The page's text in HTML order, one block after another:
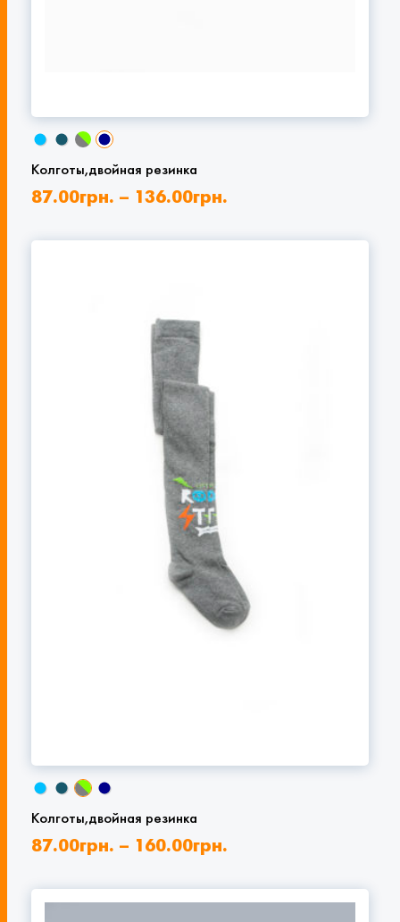
Колготы,двойная резинка
87.00грн. – 136.00грн.
Колготы,двойная резинка
87.00грн. – 160.00грн.